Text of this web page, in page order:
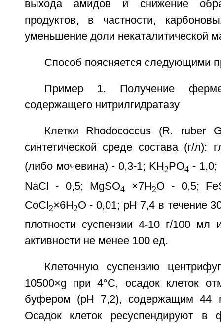
выхода амидов и снижение
продуктов, в частности,
уменьшение доли некаталитической
Способ поясняется следующими
Пример 1. Получение
содержащего нитрилгидратазу
Клетки Rhodococcus (R. ruber
синтетической среде состава (г/л):
(либо мочевина) - 0,3-1; KH2PO4 - 1,0;
NaCl - 0,5; MgSO4 ×7H2O - 0,5;
CoCl 2×6H2O - 0,01; pH 7,4 в течение
плотности суспензии 4-10 г/100 мл
активности не менее 100 ед.
Клеточную суспензию
10500×g при 4°C, осадок клеток
буфером (pH 7,2), содержащим 44
Осадок клеток ресуспендируют в